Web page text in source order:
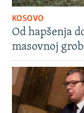
KOSOVO
Od hapšenja
masovnoj